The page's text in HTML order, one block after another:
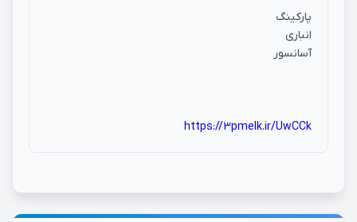
پارکینگ
انباری
آسانسور
https://3pmelk.ir/UwCCk